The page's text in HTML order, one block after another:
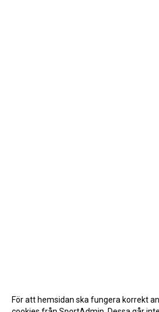
För att hemsidan ska fungera korrekt